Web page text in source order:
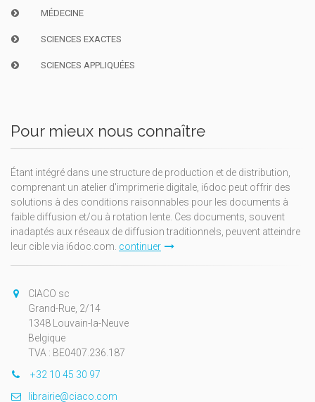
MÉDECINE
SCIENCES EXACTES
SCIENCES APPLIQUÉES
Pour mieux nous connaître
Étant intégré dans une structure de production et de distribution,
comprenant un atelier d'imprimerie digitale, i6doc peut offrir des
solutions à des conditions raisonnables pour les documents à
faible diffusion et/ou à rotation lente. Ces documents, souvent
inadaptés aux réseaux de diffusion traditionnels, peuvent atteindre
leur cible via i6doc.com. continuer
CIACO sc
Grand-Rue, 2/14
1348 Louvain-la-Neuve
Belgique
TVA : BE0407.236.187
+32 10 45 30 97
librairie@ciaco.com